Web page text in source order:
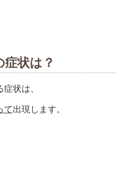
症状は？
状は、
て出現します。